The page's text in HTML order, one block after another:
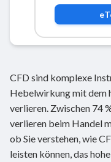
CFD sind komplexe
Hebelwirkung mit dem
verlieren. Zwischen 74
verlieren beim Handel
ob Sie verstehen, wie
leisten können, das